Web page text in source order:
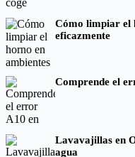
Cómo limpiar el
eficazmente
Comprende el
Lavavajillas en
agua